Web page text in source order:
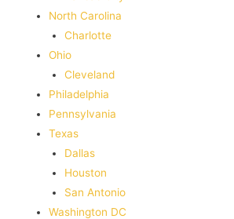
North Carolina
Charlotte
Ohio
Cleveland
Philadelphia
Pennsylvania
Texas
Dallas
Houston
San Antonio
Washington DC